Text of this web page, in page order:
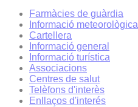
Farmàcies de guàrdia
Informació meteorològica
Cartellera
Informació general
Informació turística
Associacions
Centres de salut
Telèfons d'interès
Enllaços d'interés